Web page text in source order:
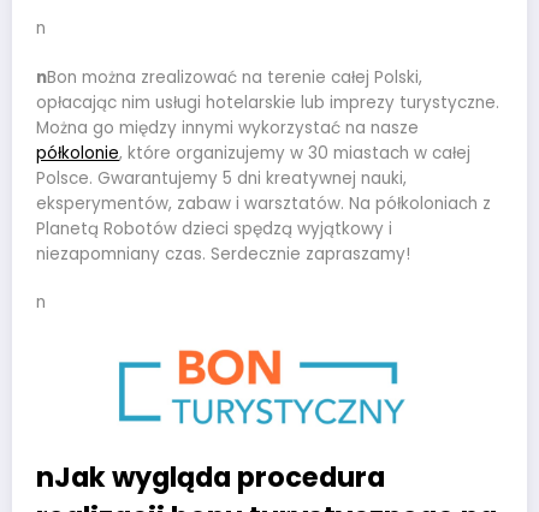
n
nBon można zrealizować na terenie całej Polski,
opłacając nim usługi hotelarskie lub imprezy turystyczne.
Można go między innymi wykorzystać na nasze
półkolonie, które organizujemy w 30 miastach w całej
Polsce. Gwarantujemy 5 dni kreatywnej nauki,
eksperymentów, zabaw i warsztatów. Na półkoloniach z
Planetą Robotów dzieci spędzą wyjątkowy i
niezapomniany czas. Serdecznie zapraszamy!
n
nJak wygląda procedura